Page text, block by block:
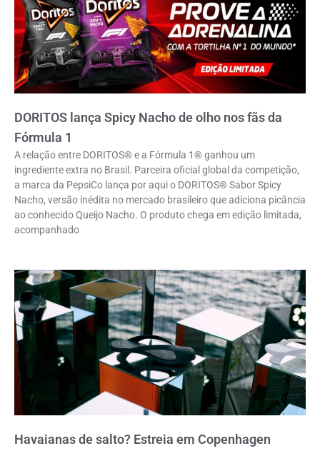
DORITOS lança Spicy Nacho de olho nos fãs da
Fórmula 1
A relação entre DORITOS® e a Fórmula 1® ganhou um
ingrediente extra no Brasil. Parceira oficial global da competição,
a marca da PepsiCo lança por aqui o DORITOS® Sabor Spicy
Nacho, versão inédita no mercado brasileiro que adiciona picância
ao conhecido Queijo Nacho. O produto chega em edição limitada,
acompanhado
Havaianas de salto? Estreia em Copenhagen